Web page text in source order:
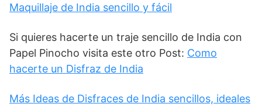
Maquillaje de India sencillo y fácil
Si quieres hacerte un traje sencillo de India con
Papel Pinocho visita este otro Post: Como
hacerte un Disfraz de India
Más Ideas de Disfraces de India sencillos, ideales